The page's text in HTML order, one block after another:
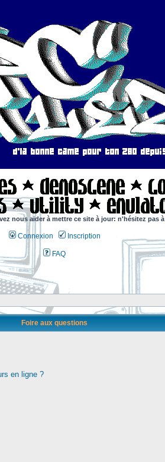
nous aider à mettre ce site à jour: n'hésitez pas à
Connexion Inscription
FAQ
Foire aux questions
en ligne ?